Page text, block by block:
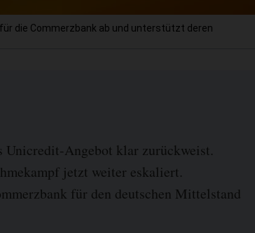
die Commerzbank ab und unterstützt deren
Unicredit-Angebot klar zurückweist.
jetzt weiter eskaliert.
für den deutschen Mittelstand